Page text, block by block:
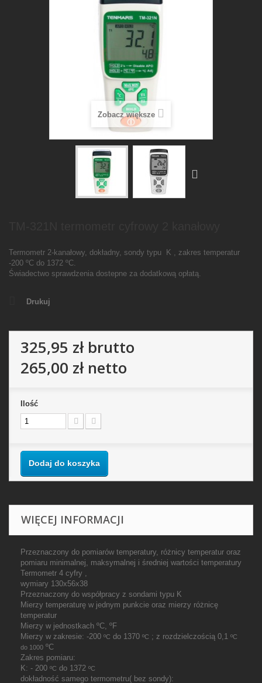
Zobacz większe
Termometr 2-kanałowy, dokładny, sondy typu K , zakres temperatur
-200 ºC do 1372 ºC.
Świadectwo sprawdzenia dostepne za dodatkową opłatą.
Drukuj
325,95 złbrutto
265,00 złnetto
Ilość
Dodaj do koszyka
WIĘCEJ INFORMACJI
Przeznaczony do pomiarów temperatury, różnicy temperatur oraz
pomiaru minimalnej, maksymalnej i średniej wartości temperatury
Termometr 4 cyfry ,
wymiary 130x56x38
Przeznaczony do współpracy z sondami typu K
Mierzy temperaturę w jednym punkcie oraz mierzy różnicę
temperatur
Mierzy w jednostkach ºC, ºF
Mierzy w zakresie: -200 ºC do 1370 ºC ; z rozdzielczością 0,1 ºC
do 1000 ºC
Zakres pomiaru:
K: - 200 ºC do 1372 ºC
dokładność samego termometru( bez sondy):